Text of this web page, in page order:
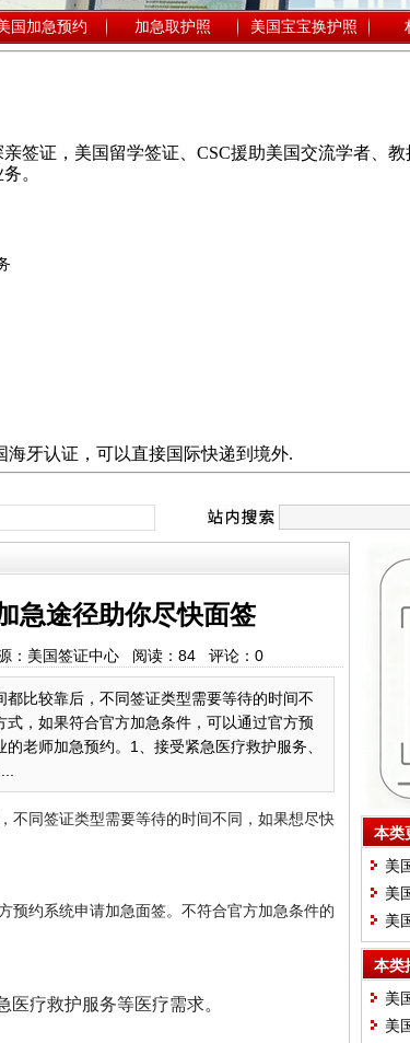
国加急预约 加急取护照 美国宝宝换护照
签证，美国留学签证、CSC援助美国交流学者、
。
牙认证，可以直接国际快递到境外.
急途径助你尽快面签
：美国签证中心 阅读： 84评论： 0
比较靠后，不同签证类型需要等待的时间不
，如果符合官方加急条件，可以通过官方预
老师加急预约。1、接受紧急医疗救护服务、
不同签证类型需要等待的时间不同，如果想尽快
预约系统申请加急面签。不符合官方加急条件的
疗救护服务等医疗需求。
本类
美
急
美
美
快
本类
美
急
美